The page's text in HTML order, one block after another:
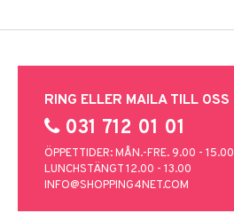
RING ELLER MAILA TILL OSS
031 712 01 01
ÖPPETTIDER: MÅN.-FRE. 9.00 - 15.00
LUNCHSTÄNGT 12.00 - 13.00
INFO@SHOPPING4NET.COM